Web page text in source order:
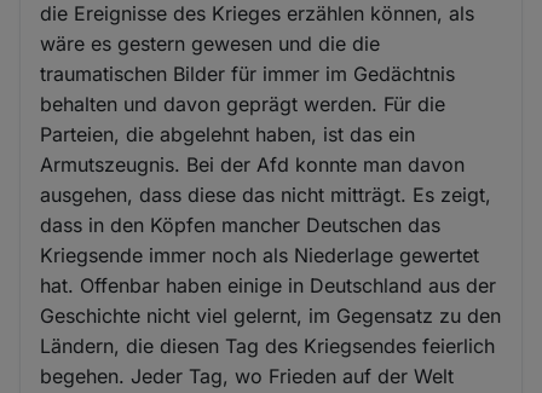
die Ereignisse des Krieges erzählen können, als
wäre es gestern gewesen und die die
traumatischen Bilder für immer im Gedächtnis
behalten und davon geprägt werden. Für die
Parteien, die abgelehnt haben, ist das ein
Armutszeugnis. Bei der Afd konnte man davon
ausgehen, dass diese das nicht mitträgt. Es zeigt,
dass in den Köpfen mancher Deutschen das
Kriegsende immer noch als Niederlage gewertet
hat. Offenbar haben einige in Deutschland aus der
Geschichte nicht viel gelernt, im Gegensatz zu den
Ländern, die diesen Tag des Kriegsendes feierlich
begehen. Jeder Tag, wo Frieden auf der Welt